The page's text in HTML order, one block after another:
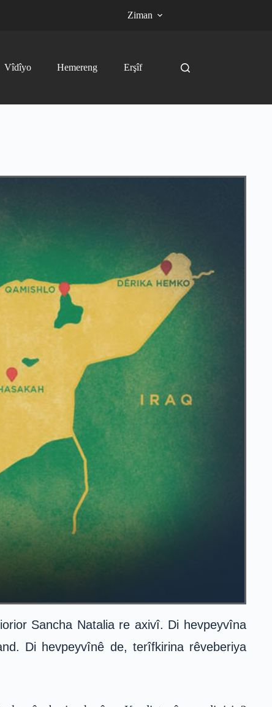
Ziman
Vîdîyo Hemereng Erşîf
Sancha Natalia re axivî. Di hevpeyvîna
Di hevpeyvînê de, terîfkirina rêveberiya